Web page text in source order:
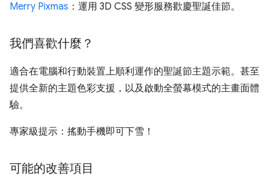
Merry Pixmas ：運用 3D CSS 變形服務歡慶聖誕佳節。
我們喜歡什麼？
適合在電腦和行動裝置上順利運作的聖誕節主題示範。甚至
提供全新的主題色彩支援，以及啟動全螢幕模式的主畫面體
驗。
專家級提示：搖動手機即可下雪！
可能的改善項目